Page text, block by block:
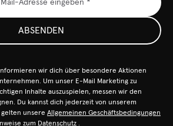
ABSENDEN
wir dich über besondere Aktionen
Um unser E-Mail Marketing zu
Inhalte auszuspielen, messen wir den
Du kannst dich jederzeit von unserem
gelten unsere Allgemeinen Geschäftsbedingungen
zum Datenschutz .